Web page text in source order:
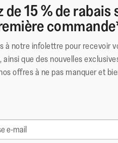
15 % de rabais
à notre infolettre pour recevoir
ainsi que des nouvelles
offres à ne pas manquer et